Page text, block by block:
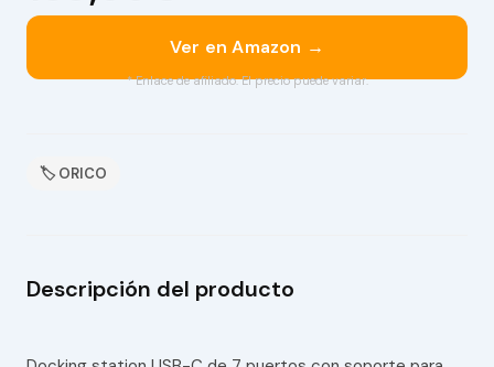
Ver en Amazon →
* Enlace de afiliado. El precio puede variar.
🏷 ORICO
Descripción del producto